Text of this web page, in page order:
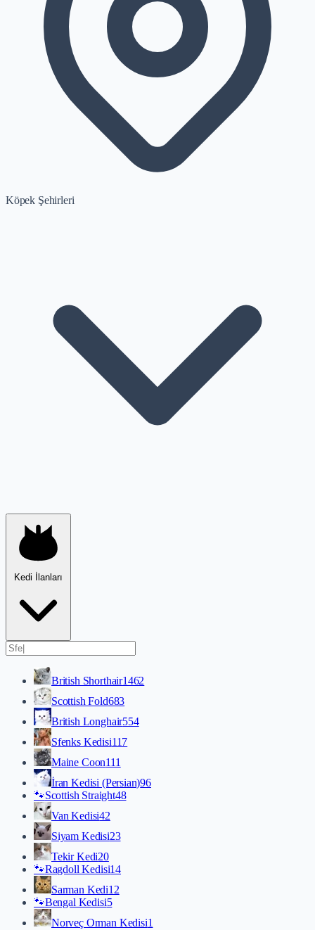
Köpek Şehirleri
Kedi İlanları
British Shorthair1462
Scottish Fold683
British Longhair554
Sfenks Kedisi117
Maine Coon111
İran Kedisi (Persian)96
🐾Scottish Straight48
Van Kedisi42
Siyam Kedisi23
Tekir Kedi20
🐾Ragdoll Kedisi14
Sarman Kedi12
🐾Bengal Kedisi5
Norveç Orman Kedisi1